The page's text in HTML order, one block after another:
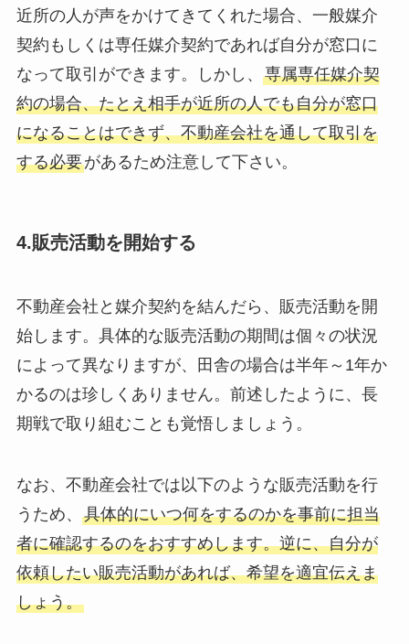
近所の人が声をかけてきてくれた場合、一般媒介
契約もしくは専任媒介契約であれば自分が窓口に
なって取引ができます。しかし、 専属専任媒介契
約の場合、たとえ相手が近所の人でも自分が窓口
になることはできず、不動産会社を通して取引を
する必要があるため注意して下さい。
4.販売活動を開始する
不動産会社と媒介契約を結んだら、販売活動を開
始します。具体的な販売活動の期間は個々の状況
によって異なりますが、田舎の場合は半年～1年か
かるのは珍しくありません。前述したように、長
期戦で取り組むことも覚悟しましょう。
なお、不動産会社では以下のような販売活動を行
うため、 具体的にいつ何をするのかを事前に担当
者に確認するのをおすすめします。逆に、自分が
依頼したい販売活動があれば、希望を適宜伝えま
しょう。